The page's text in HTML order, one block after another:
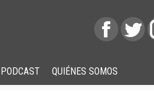
PODCAST QUIÉNES SOMOS